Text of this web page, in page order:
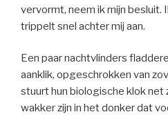
vervormt, neem ik mijn besluit.
trippelt snel achter mij aan.
Een paar nachtvlinders
aanklik, opgeschrokken van
stuurt hun biologische klok net
wakker zijn in het donker dat